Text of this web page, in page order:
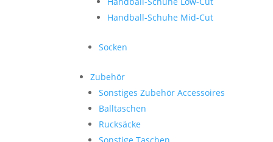
Handball-Schuhe Mid-Cut
Socken
Zubehör
Sonstiges Zubehör Accessoires
Balltaschen
Rucksäcke